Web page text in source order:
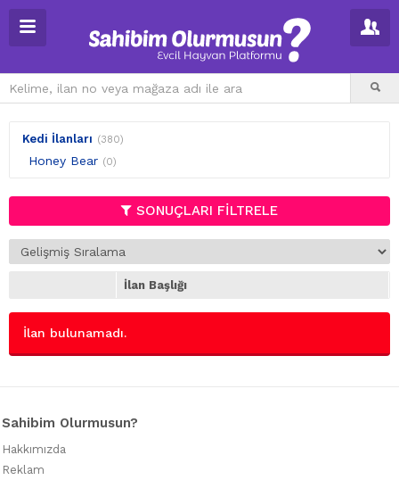
Kedi İlanları (380)
Honey Bear (0)
SONUÇLARI FİLTRELE
İlan Başlığı
İlan bulunamadı.
Sahibim Olurmusun?
Hakkımızda
Reklam